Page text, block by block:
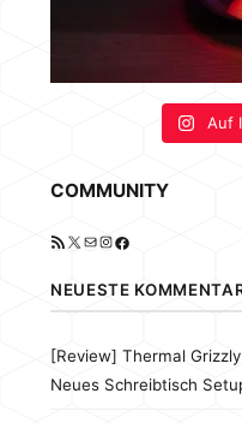
Auf
COMMUNITY
RSS-Feed
X E-MailInstagram
Facebook
NEUESTE
[Review] Thermal
Neues Schreibtisch